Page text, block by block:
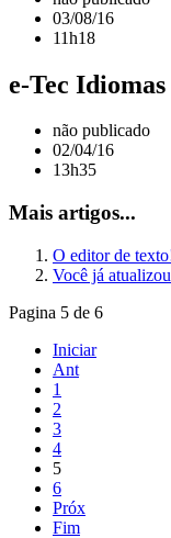
03/08/16
11h18
e-Tec
não publicado
02/04/16
13h35
Mais artigos...
O editor de
Você já
Pagina 5 de 6
Iniciar
Ant
1
2
3
4
5
6
Próx
Fim